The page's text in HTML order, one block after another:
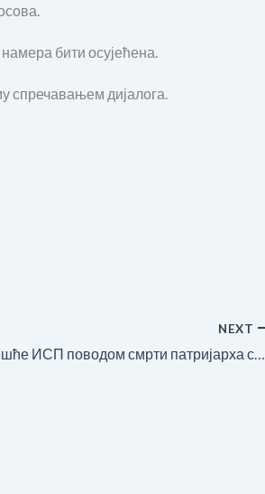
бити осујећена.
спречавањем дијалога.
NEXT
Саучешће ИСП поводом смрти патријарха српског Иринеја